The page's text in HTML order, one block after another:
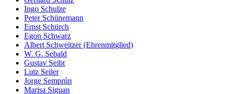
Ingo Schulze
Peter Schünemann
Ernst Schürch
Egon Schwarz
Albert Schweitzer (Ehrenmitglied)
W. G. Sebald
Gustav Seibt
Lutz Seiler
Jorge Semprún
Marisa Siguan